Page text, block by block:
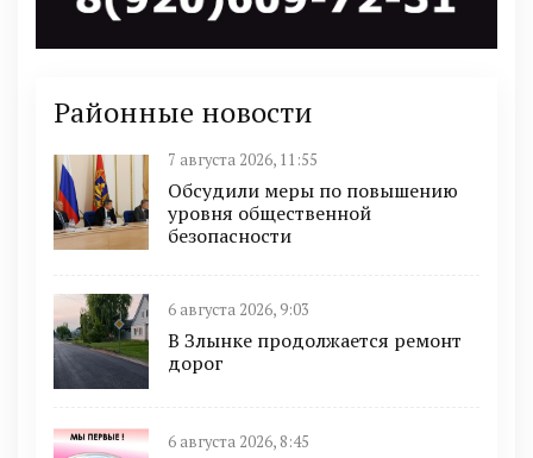
Районные новости
7 августа 2026, 11:55
Обсудили меры по повышению
уровня общественной
безопасности
6 августа 2026, 9:03
В Злынке продолжается ремонт
дорог
6 августа 2026, 8:45